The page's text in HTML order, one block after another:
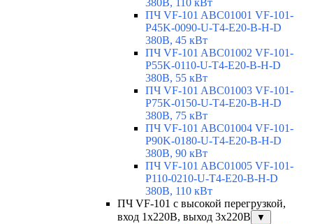
380В, 110 кВт
ПЧ VF-101 ABC01001 VF-101-
P45K-0090-U-T4-E20-B-H-D
380В, 45 кВт
ПЧ VF-101 ABC01002 VF-101-
P55K-0110-U-T4-E20-B-H-D
380В, 55 кВт
ПЧ VF-101 ABC01003 VF-101-
P75K-0150-U-T4-E20-B-H-D
380В, 75 кВт
ПЧ VF-101 ABC01004 VF-101-
P90K-0180-U-T4-E20-B-H-D
380В, 90 кВт
ПЧ VF-101 ABC01005 VF-101-
P110-0210-U-T4-E20-B-H-D
380В, 110 кВт
ПЧ VF-101 с высокой перегрузкой,
вход 1х220В, выход 3х220В
▼